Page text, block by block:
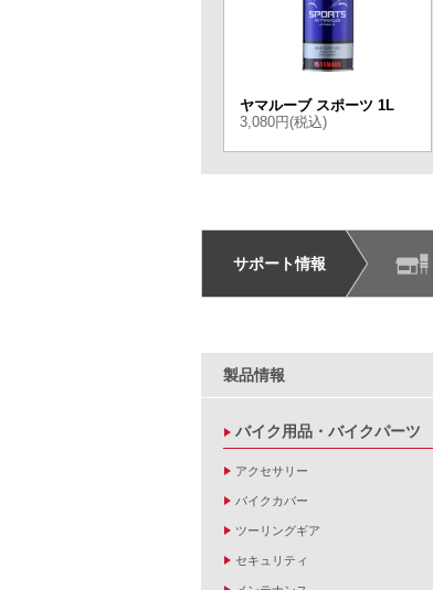
ヤマルーブ スポーツ 1L
3,080円(税込)
サポート情報
製品情報
バイク用品・バイクパーツ
アクセサリー
バイクカバー
ツーリングギア
セキュリティ